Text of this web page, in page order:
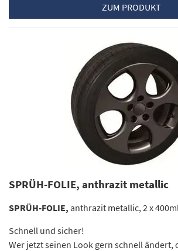
ZUM PRODUKT
SPRÜH-FOLIE, anthrazit metallic
SPRÜH-FOLIE, anthrazit metallic, 2 x 400ml
Schnell und sicher!
Wer jetzt seinen Look gern schnell ändert,